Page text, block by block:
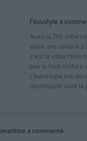
Filoustyle a
Avec la ZFE à
avoir une voiture à
c’est la cible
pas la taxe voiture
L’autoroute est
destination dont le
anartiste a commenté :